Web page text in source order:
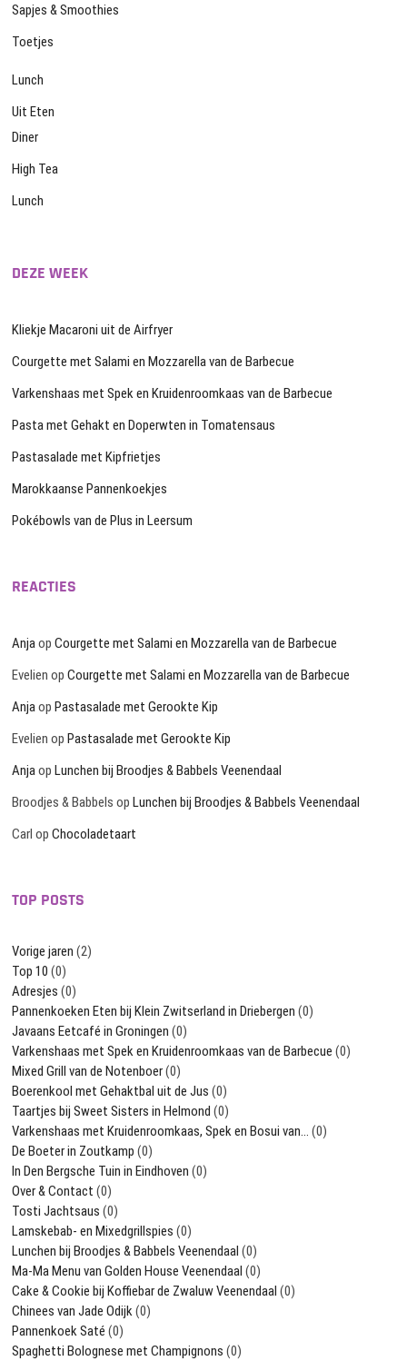
Sapjes & Smoothies
Toetjes
Lunch
Uit Eten
Diner
High Tea
Lunch
DEZE WEEK
Kliekje Macaroni uit de Airfryer
Courgette met Salami en Mozzarella van de Barbecue
Varkenshaas met Spek en Kruidenroomkaas van de Barbecue
Pasta met Gehakt en Doperwten in Tomatensaus
Pastasalade met Kipfrietjes
Marokkaanse Pannenkoekjes
Pokébowls van de Plus in Leersum
REACTIES
AnjaopCourgette met Salami en Mozzarella van de Barbecue
Evelien opCourgette met Salami en Mozzarella van de Barbecue
AnjaopPastasalade met Gerookte Kip
Evelien opPastasalade met Gerookte Kip
AnjaopLunchen bij Broodjes & Babbels Veenendaal
Broodjes & Babbels opLunchen bij Broodjes & Babbels Veenendaal
Carl opChocoladetaart
TOP POSTS
Vorige jaren (2)
Top 10 (0)
Adresjes (0)
Pannenkoeken Eten bij Klein Zwitserland in Driebergen (0)
Javaans Eetcafé in Groningen (0)
Varkenshaas met Spek en Kruidenroomkaas van de Barbecue (0)
Mixed Grill van de Notenboer(0)
Boerenkool met Gehaktbal uit de Jus (0)
Taartjes bij Sweet Sisters in Helmond (0)
Varkenshaas met Kruidenroomkaas, Spek en Bosui van… (0)
De Boeter in Zoutkamp (0)
In Den Bergsche Tuin in Eindhoven (0)
Over & Contact (0)
Tosti Jachtsaus (0)
Lamskebab- en Mixedgrillspies (0)
Lunchen bij Broodjes & Babbels Veenendaal (0)
Ma-Ma Menu van Golden House Veenendaal (0)
Cake & Cookie bij Koffiebar de Zwaluw Veenendaal (0)
Chinees van Jade Odijk(0)
Pannenkoek Saté (0)
Spaghetti Bolognese met Champignons (0)